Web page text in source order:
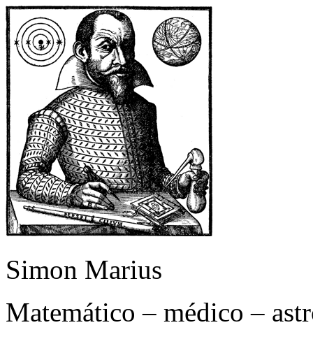
Simon Marius
Matemático – médico –